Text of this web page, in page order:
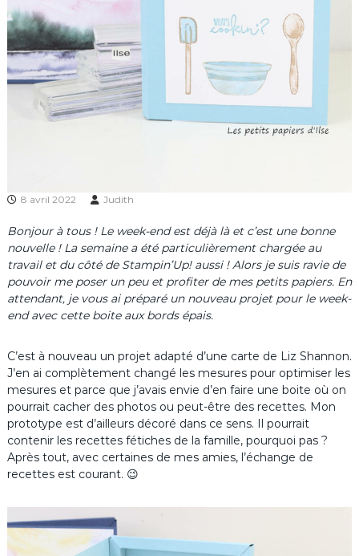
8 avril 2022 Judith
Bonjour à tous ! Le week-end est déjà là et c’est une bonne
nouvelle ! La semaine a été particulièrement chargée au
travail et du côté de Stampin’Up! aussi ! Alors je suis ravie de
pouvoir me poser un peu et profiter de mes petits papiers. En
attendant, je vous ai préparé un nouveau projet pour le week-
end avec cette boite aux bords épais.
C’est à nouveau un projet adapté d’une carte de Liz Shannon.
J’en ai complètement changé les mesures pour optimiser les
mesures et parce que j’avais envie d’en faire une boite où on
pourrait cacher des photos ou peut-être des recettes. Mon
prototype est d’ailleurs décoré dans ce sens. Il pourrait
contenir les recettes fétiches de la famille, pourquoi pas ?
Après tout, avec certaines de mes amies, l’échange de
recettes est courant. 😉